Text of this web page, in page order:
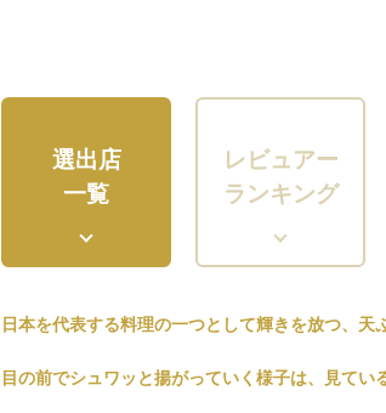
選出店
一覧
レビュアー
ランキング
日本を代表する料理の一つとして輝きを放つ、天
目の前でシュワッと揚がっていく様子は、見てい